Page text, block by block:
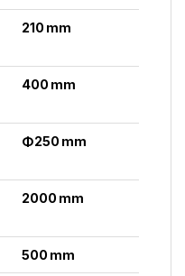
210 mm
400 mm
Φ250 mm
2000 mm
500 mm